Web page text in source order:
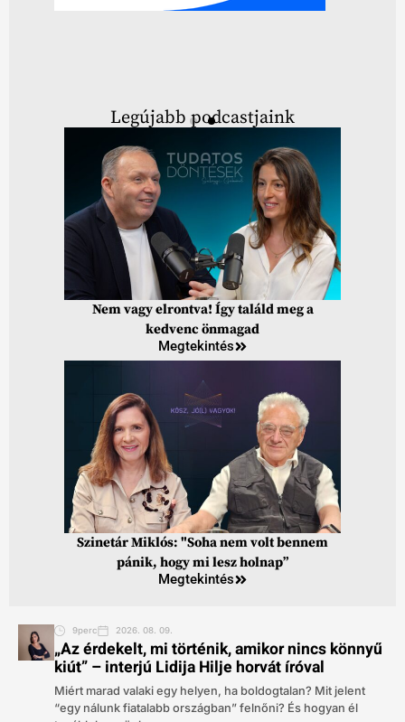
Legújabb podcastjaink
Nem vagy elrontva! Így találd meg a
kedvenc önmagad
Megtekintés
Szinetár Miklós: "Soha nem volt bennem
pánik, hogy mi lesz holnap”
Megtekintés
9perc 2026. 08. 09.
„Az érdekelt, mi történik, amikor nincs könnyű
kiút” – interjú Lidija Hilje horvát íróval
Miért marad valaki egy helyen, ha boldogtalan? Mit jelent
“egy nálunk fiatalabb országban” felnőni? És hogyan él